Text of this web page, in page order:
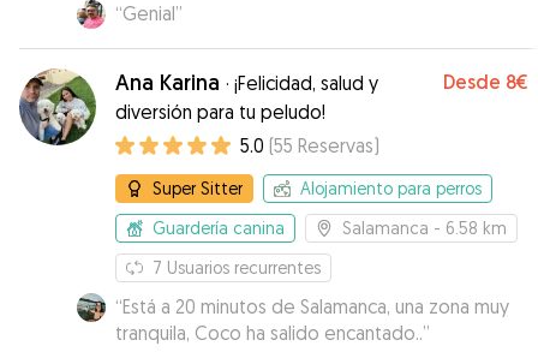
“Genial”
Ana Karina · ¡Felicidad, salud y
diversión para tu peludo!
Desde 8€
5.0 (55 Reservas)
Super Sitter
Alojamiento para perros
Guardería canina
Salamanca - 6.58 km
7 Usuarios recurrentes
“Está a 20 minutos de Salamanca, una zona muy
tranquila, Coco ha salido encantado..”